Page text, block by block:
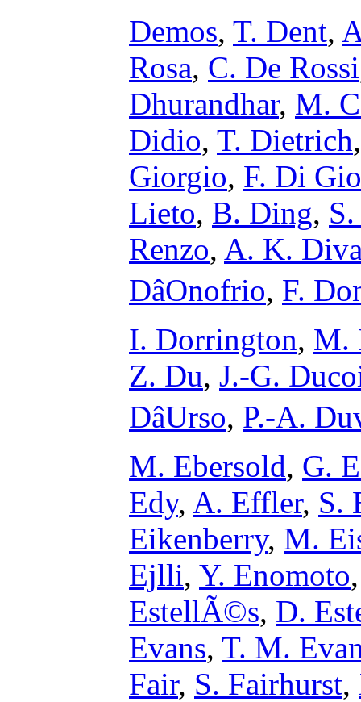
Demos, T. Dent,
Rosa, C. De Rossi
Dhurandhar, M.
Didio, T. Dietrich
Giorgio, F. Di
Lieto, B. Ding,
Renzo, A. K.
DâOnofrio, F.
I. Dorrington, M.
Z. Du, J.-G.
DâUrso, P.-A.
M. Ebersold, G.
Edy, A. Effler, S.
Eikenberry, M.
Ejlli, Y. Enomoto
EstellÃ©s, D.
Evans, T. M.
Fair, S. Fairhurst,